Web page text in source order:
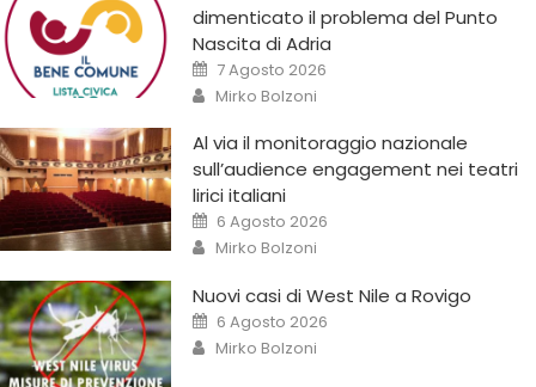
dimenticato il problema del Punto
Nascita di Adria
7 Agosto 2026
Mirko Bolzoni
Al via il monitoraggio nazionale
sull’audience engagement nei teatri
lirici italiani
6 Agosto 2026
Mirko Bolzoni
Nuovi casi di West Nile a Rovigo
6 Agosto 2026
Mirko Bolzoni